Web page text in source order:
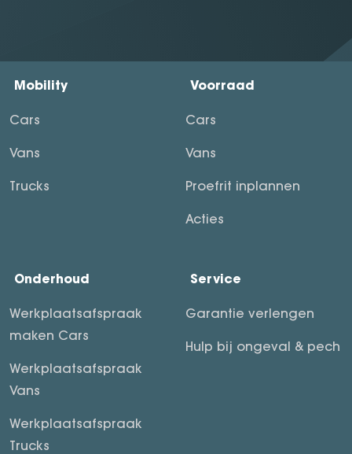
Mobility
Cars
Vans
Trucks
Voorraad
Cars
Vans
Proefrit inplannen
Acties
Onderhoud
Werkplaatsafspraak
maken Cars
Werkplaatsafspraak
Vans
Werkplaatsafspraak
Trucks
Service
Garantie verlengen
Hulp bij ongeval & pech